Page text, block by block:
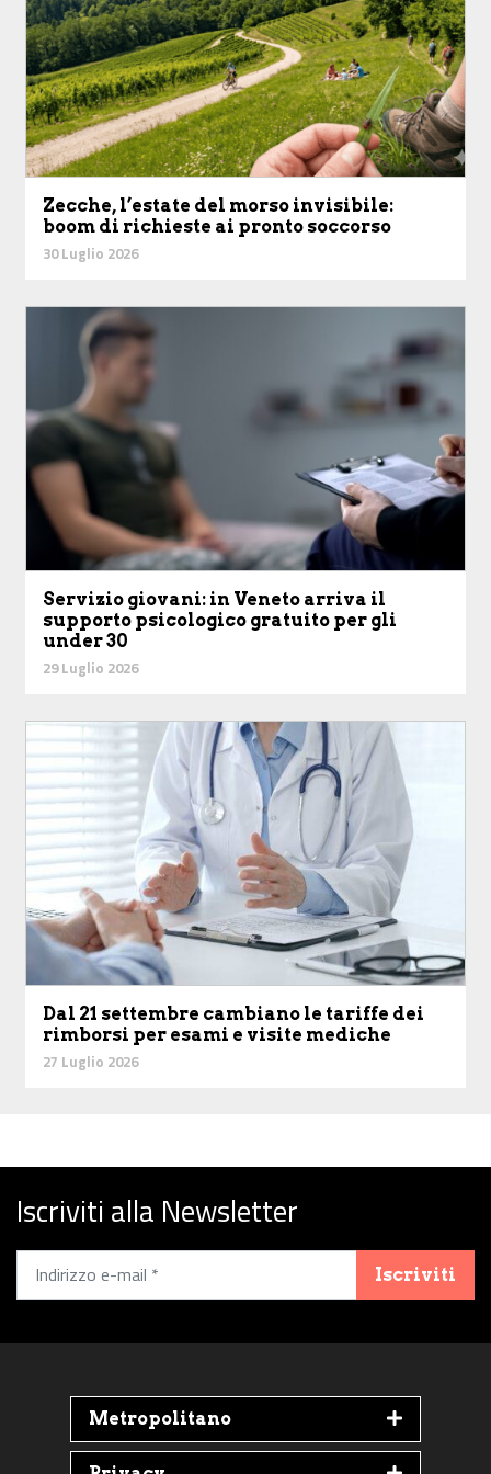
Zecche, l’estate del morso invisibile:
boom di richieste ai pronto soccorso
30 Luglio 2026
Servizio giovani: in Veneto arriva il
supporto psicologico gratuito per gli
under 30
29 Luglio 2026
Dal 21 settembre cambiano le tariffe dei
rimborsi per esami e visite mediche
27 Luglio 2026
Iscriviti alla Newsletter
Iscriviti
Metropolitano